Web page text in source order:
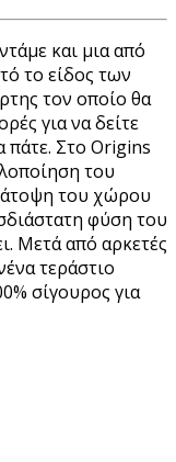
και μια από
το είδος των
τον οποίο θα
για να δείτε
πάτε. Στο Origins
του
του χώρου
φύση του
Μετά από αρκετές
τεράστιο
σίγουρος για